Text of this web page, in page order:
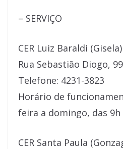
– SERVIÇO
CER Luiz Baraldi (Gisela)
Rua Sebastião Diogo,
Telefone: 4231-3823
Horário de
feira a domingo, das 9h
CER Santa Paula